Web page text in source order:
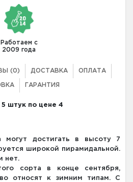
Работаем с
2009 года
(0) ДОСТАВКА ОПЛАТА
ГАРАНТИЯ
штук по цене 4
могут достигать в высоту 7
широкой пирамидальной.
нет.
сорта в конце сентября,
относят к зимним типам. С